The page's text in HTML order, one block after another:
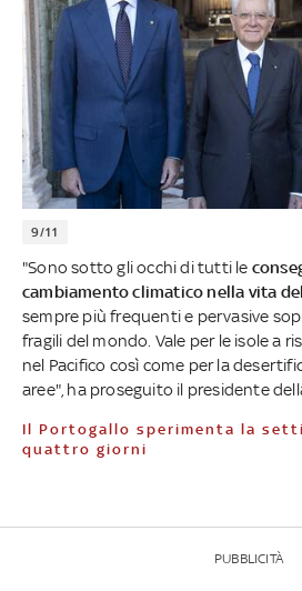
9/11
"Sono sotto gli occhi di tutti le
cambiamento climatico nella vita
sempre più frequenti e pervasive
fragili del mondo. Vale per le isole a
nel Pacifico così come per la
aree", ha proseguito il presidente
Il Portogallo sperimenta la settimana lavorativa di
quattro giorni
PUBBLICITÀ